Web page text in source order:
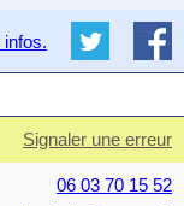
infos.
Signaler une erreur
06 03 70 15 52